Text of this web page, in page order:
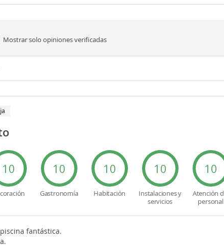
Mostrar solo opiniones verificadas
10 10
Gastronomía
10
Habitación
10
Instalaciones y
servicios
10
Atención
personal
fantástica.